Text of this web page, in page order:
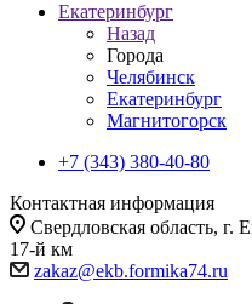
Екатеринбург
Назад
Города
Челябинск
Екатеринбург
Магнитогорск
+7 (343) 380-40-80
Контактная информация
Свердловская область, г.
17-й км
zakaz@ekb.formika74.ru